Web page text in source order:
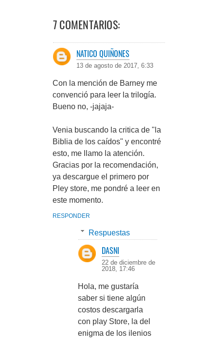
7 COMENTARIOS:
NATICO QUIÑONES
13 de agosto de 2017, 6:33
Con la mención de Barney me
convenció para leer la trilogía.
Bueno no, -jajaja-
Venia buscando la critica de "la
Biblia de los caídos" y encontré
esto, me llamo la atención.
Gracias por la recomendación,
ya descargue el primero por
Pley store, me pondré a leer en
este momento.
RESPONDER
Respuestas
DASNI
22 de diciembre de
2018, 17:46
Hola, me gustaría
saber si tiene algún
costos descargarla
con play Store, la del
enigma de los ilenios